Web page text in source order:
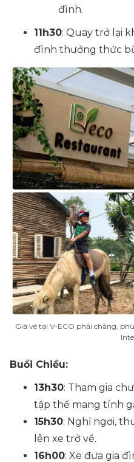
đình.
11h30: Quay trở lại
đình thưởng thức
Giá vé tại V-ECO phải chăng,
Buổi Chiều:
13h30: Tham gia
tập thể mang tính
15h30: Nghỉ ngơi,
lên xe trở về.
16h00: Xe đưa gia